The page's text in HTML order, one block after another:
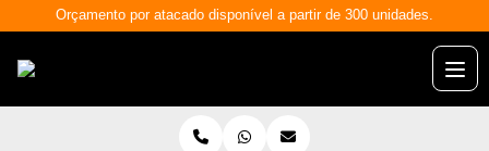
Orçamento por atacado disponível a partir de 300 unidades.